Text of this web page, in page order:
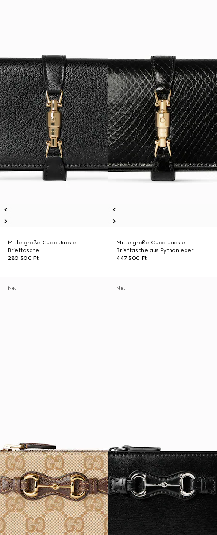
Mittelgroße Gucci Jackie
Brieftasche
280 500 Ft
Mittelgroße Gucci Jackie
Brieftasche aus Pythonleder
447 500 Ft
Neu Neu